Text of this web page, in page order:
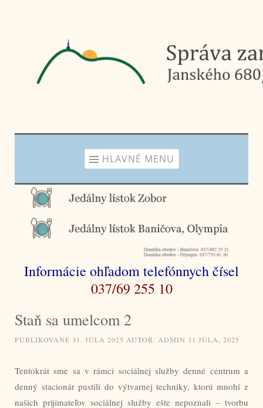
HLAVNÉ MENU
Informácie ohľadom telefónnych čísel
037/69 255 10
Staň sa umelcom 2
PUBLIKOVANÉ 31. JÚLA 2025 AUTOR: ADMIN 31 JÚLA, 2025
Tentokrát sme sa v rámci sociálnej služby denné centrum a
denný stacionár pustili do výtvarnej techniky, ktorú mnohí z
našich prijímateľov sociálnej služby ešte nepoznali – tvorbu